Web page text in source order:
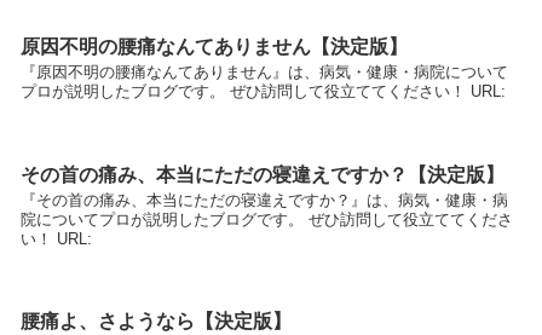
原因不明の腰痛なんてありません【決定版】
『原因不明の腰痛なんてありません』は、病気・健康・病院について
プロが説明したブログです。 ぜひ訪問して役立ててください！ URL:
その首の痛み、本当にただの寝違えですか？【決定版】
『その首の痛み、本当にただの寝違えですか？』は、病気・健康・病
院についてプロが説明したブログです。 ぜひ訪問して役立ててくださ
い！ URL:
腰痛よ、さようなら【決定版】